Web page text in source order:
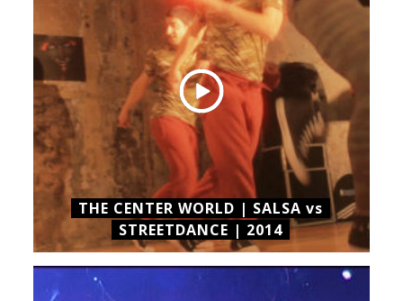
THE CENTER WORLD | SALSA vs
STREETDANCE | 2014